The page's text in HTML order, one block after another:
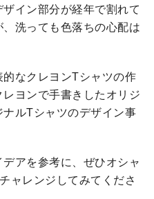
イン部分が経年で割れて
洗っても色落ちの心配は
なクレヨンTシャツの作
ヨンで手書きしたオリジ
ルTシャツのデザイン事
アを参考に、ぜひオシャ
ャレンジしてみてくださ